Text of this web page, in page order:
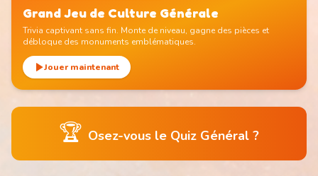
Grand Jeu de Culture Générale
Trivia captivant sans fin. Monte de niveau, gagne des pièces et
débloque des monuments emblématiques.
Jouer maintenant
🏆 Osez-vous le Quiz Général ?